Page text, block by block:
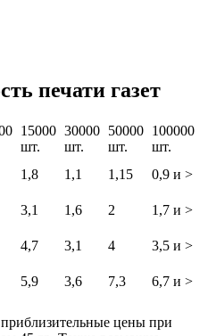
печати газет
15000
шт.
30000
шт.
50000
шт.
100000
шт.
1,8 1,1 1,15
0,9 и >
3,1 1,6 2
1,7 и >
4,7 3,1 4
3,5 и >
5,9 3,6 7,3 6,7 и >
цены при